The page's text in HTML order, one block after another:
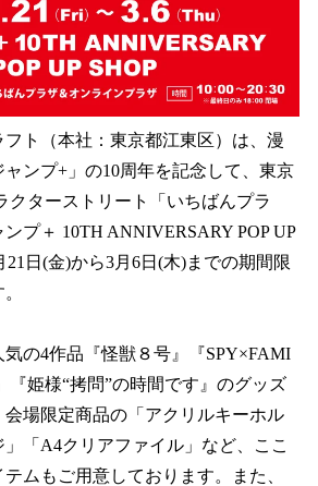
ト（本社：東京都江東区）は、漫
ンプ+」の10周年を記念して、東京
クターストリート「いちばんプラ
プ＋ 10TH ANNIVERSARY POP UP
21日(金)から3月6日(木)までの期間限
の4作品『怪獣８号』『SPY×FAMI
『姫様“拷問”の時間です』のグッズ
会場限定商品の「アクリルキーホル
「A4クリアファイル」など、ここ
ムもご用意しております。また、